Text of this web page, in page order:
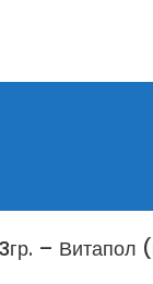
– Витапол